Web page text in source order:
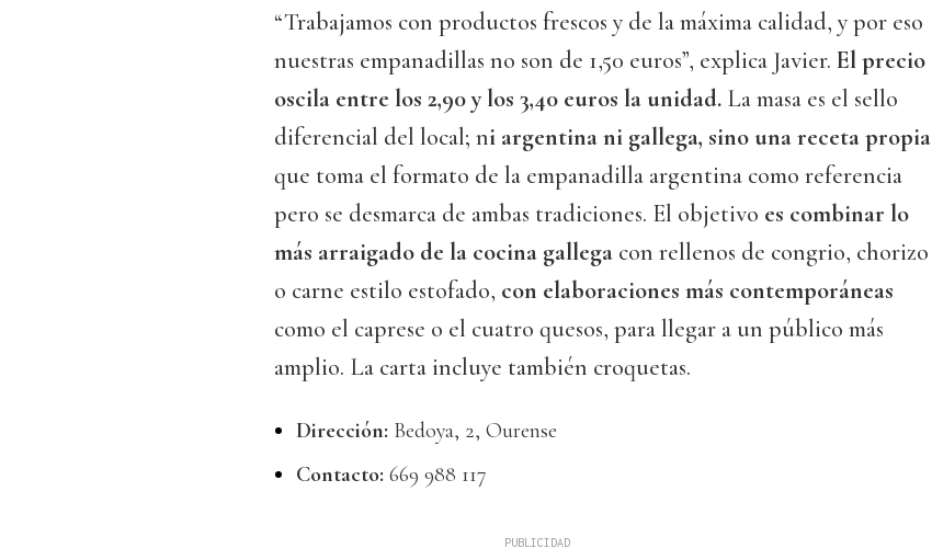
“Trabajamos con productos frescos y de la máxima calidad, y por eso
nuestras empanadillas no son de 1,50 euros”, explica Javier. El precio
oscila entre los 2,90 y los 3,40 euros la unidad. La masa es el sello
diferencial del local; ni argentina ni gallega, sino una receta propia
que toma el formato de la empanadilla argentina como referencia
pero se desmarca de ambas tradiciones. El objetivo es combinar lo
más arraigado de la cocina gallega con rellenos de congrio, chorizo
o carne estilo estofado, con elaboraciones más contemporáneas
como el caprese o el cuatro quesos, para llegar a un público más
amplio. La carta incluye también croquetas.
Dirección: Bedoya, 2, Ourense
Contacto: 669 988 117